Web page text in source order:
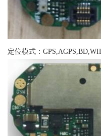
定位模式：